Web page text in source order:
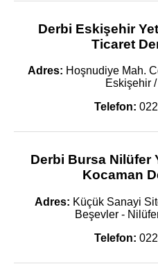
Derbi Eskişehir
Ticaret
Adres: Hoşnudiye Mah.
Eskişehir
Telefon:
Derbi Bursa Nilüfer
Kocaman
Adres: Küçük Sanayi
Beşevler -
Telefon: